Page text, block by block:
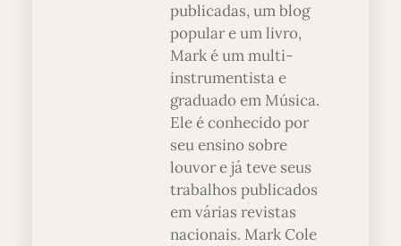
publicadas, um blog
popular e um livro,
Mark é um multi-
instrumentista e
graduado em Música.
Ele é conhecido por
seu ensino sobre
louvor e já teve seus
trabalhos publicados
em várias revistas
nacionais. Mark Cole